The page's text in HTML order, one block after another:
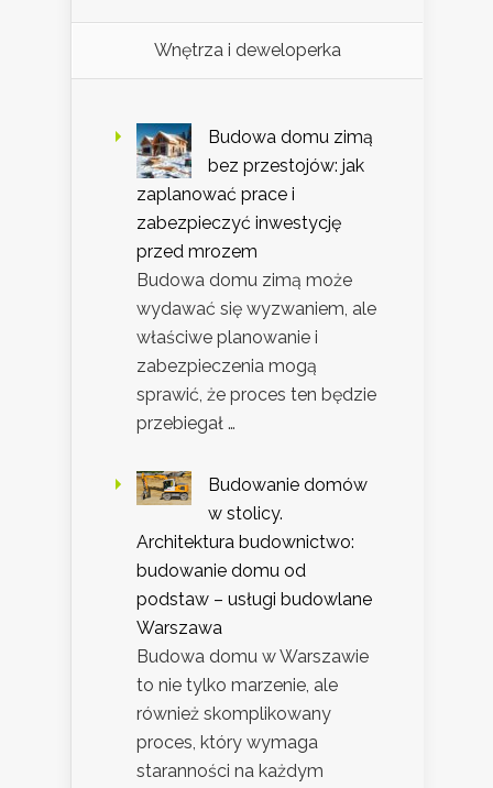
Wnętrza i deweloperka
Budowa domu zimą
bez przestojów: jak
zaplanować prace i
zabezpieczyć inwestycję
przed mrozem
Budowa domu zimą może
wydawać się wyzwaniem, ale
właściwe planowanie i
zabezpieczenia mogą
sprawić, że proces ten będzie
przebiegał …
Budowanie domów
w stolicy.
Architektura budownictwo:
budowanie domu od
podstaw – usługi budowlane
Warszawa
Budowa domu w Warszawie
to nie tylko marzenie, ale
również skomplikowany
proces, który wymaga
staranności na każdym